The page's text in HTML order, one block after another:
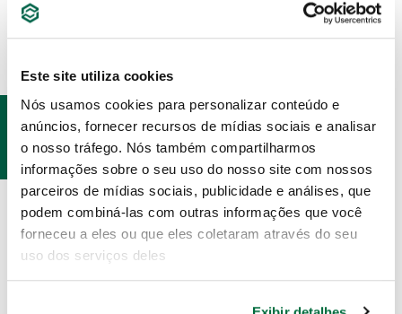
Este site utiliza cookies
Nós usamos cookies para personalizar conteúdo e
anúncios, fornecer recursos de mídias sociais e analisar
o nosso tráfego. Nós também compartilharmos
informações sobre o seu uso do nosso site com nossos
parceiros de mídias sociais, publicidade e análises, que
podem combiná-las com outras informações que você
forneceu a eles ou que eles coletaram através do seu
uso dos serviços deles
PRODUTOS
RELACIONADOS